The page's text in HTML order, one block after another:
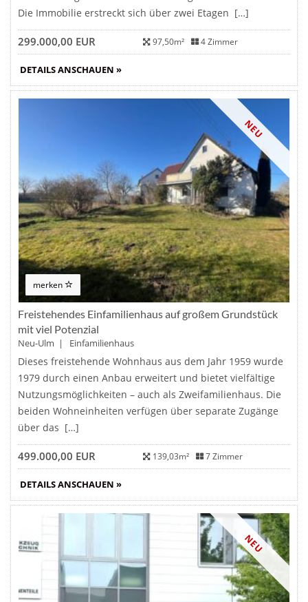
Die Immobilie erstreckt sich über zwei Etagen […]
299.000,00 EUR 97,50m² 4 Zimmer
DETAILS ANSCHAUEN »
NEU
merken
Freistehendes Einfamilienhaus auf großem Grundstück
mit viel Potenzial
Neu-Ulm | Einfamilienhaus
Dieses freistehende Wohnhaus aus dem Jahr 1959 wurde
1979 durch einen Anbau erweitert und bietet vielfältige
Nutzungsmöglichkeiten – auch als Zweifamilienhaus. Die
beiden Wohneinheiten verfügen über separate Zugänge
über das […]
499.000,00 EUR 139,03m² 7 Zimmer
DETAILS ANSCHAUEN »
NEU